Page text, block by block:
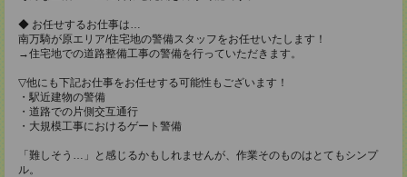
◆ お任せするお仕事は…
南万騎が原エリア/住宅地の警備スタッフをお任せいたします！
→住宅地での道路整備工事の警備を行っていただきます。
▽他にも下記お仕事をお任せする可能性もございます！
・駅近建物の警備
・道路での片側交互通行
・大規模工事におけるゲート警備
「難しそう…」と感じるかもしれませんが、作業そのものはとてもシンプ
ル。